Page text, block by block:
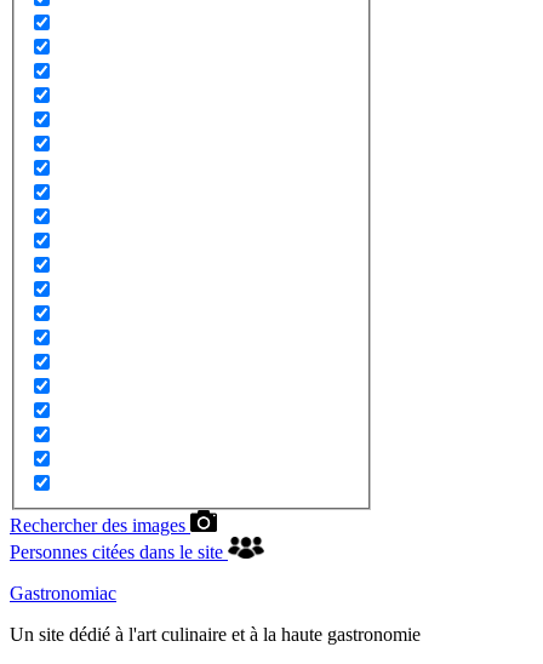
Rechercher des images
Personnes citées dans le site
Gastronomiac
Un site dédié à l'art culinaire et à la haute gastronomie